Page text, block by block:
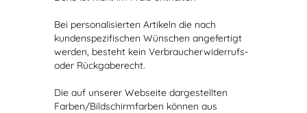
Bei personalisierten Artikeln die nach
kundenspezifischen Wünschen angefertigt
werden, besteht kein Verbraucherwiderrufs-
oder Rückgaberecht.
Die auf unserer Webseite dargestellten
Farben/Bildschirmfarben können aus